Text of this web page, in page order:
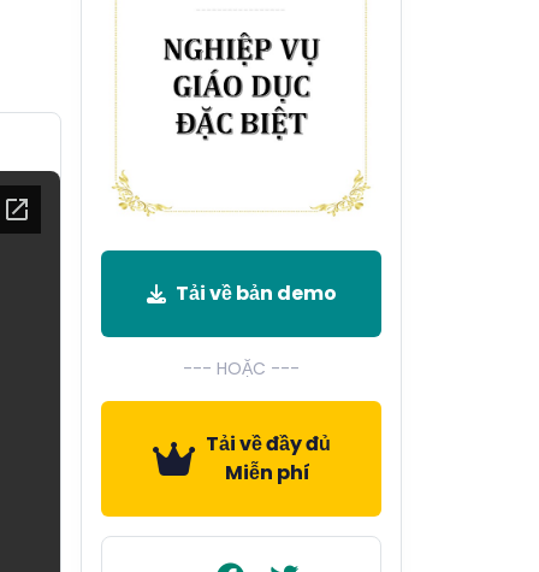
Tải về bản demo
--- HOẶC ---
Tải về đầy đủ
Miễn phí